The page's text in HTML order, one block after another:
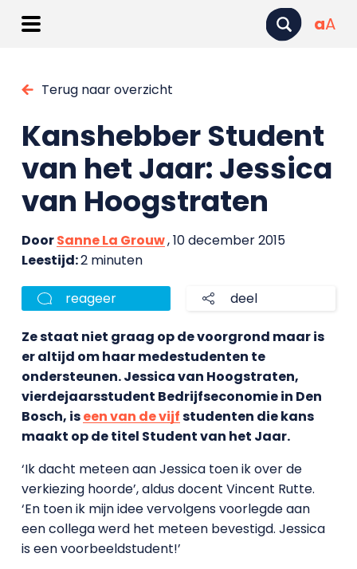
aA
Terug naar overzicht
Kanshebber Student
van het Jaar: Jessica
van Hoogstraten
DoorSanne La Grouw, 10 december 2015
Leestijd:2 minuten
reageer deel
Ze staat niet graag op de voorgrond maar is
er altijd om haar medestudenten te
ondersteunen. Jessica van Hoogstraten,
vierdejaarsstudent Bedrijfseconomie in Den
Bosch, iseen van de vijfstudenten die kans
maakt op de titel Student van het Jaar.
‘Ik dacht meteen aan Jessica toen ik over de
verkiezing hoorde’, aldus docent Vincent Rutte.
‘En toen ik mijn idee vervolgens voorlegde aan
een collega werd het meteen bevestigd. Jessica
is een voorbeeldstudent!’